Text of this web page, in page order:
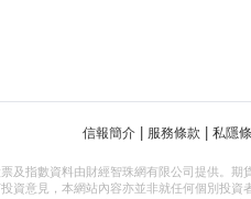
信報簡介 | 服務條款 | 私隱
票及指數資料由財經智珠網有限公司提供。期
資意見，本網站內容亦並非就任何個別投